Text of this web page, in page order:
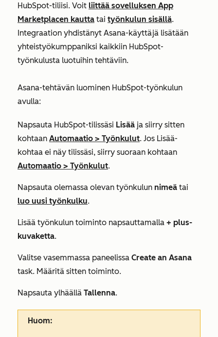
HubSpot-tiliisi. Voit liittää sovelluksen App
Marketplacen kautta tai työnkulun sisällä.
Integraation yhdistänyt Asana-käyttäjä lisätään
yhteistyökumppaniksi kaikkiin HubSpot-
työnkulusta luotuihin tehtäviin.
Asana-tehtävän luominen HubSpot-työnkulun
avulla:
Napsauta HubSpot-tilissäsi Lisää ja siirry sitten
kohtaan Automaatio > Työnkulut. Jos Lisää-
kohtaa ei näy tilissäsi, siirry suoraan kohtaan
Automaatio > Työnkulut.
Napsauta olemassa olevan työnkulun nimeä tai
luo uusi työnkulku.
Lisää työnkulun toiminto napsauttamalla + plus-
kuvaketta.
Valitse vasemmassa paneelissa Create an Asana
task. Määritä sitten toiminto.
Napsauta ylhäällä Tallenna.
Huom: